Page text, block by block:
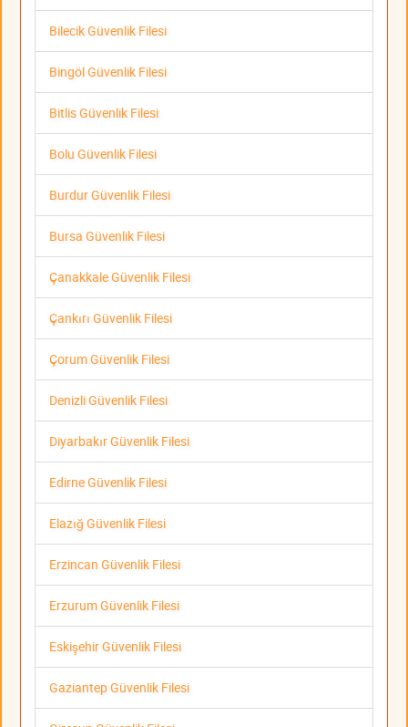
Bilecik Güvenlik Filesi
Bingöl Güvenlik Filesi
Bitlis Güvenlik Filesi
Bolu Güvenlik Filesi
Burdur Güvenlik Filesi
Bursa Güvenlik Filesi
Çanakkale Güvenlik Filesi
Çankırı Güvenlik Filesi
Çorum Güvenlik Filesi
Denizli Güvenlik Filesi
Diyarbakır Güvenlik Filesi
Edirne Güvenlik Filesi
Elazığ Güvenlik Filesi
Erzincan Güvenlik Filesi
Erzurum Güvenlik Filesi
Eskişehir Güvenlik Filesi
Gaziantep Güvenlik Filesi